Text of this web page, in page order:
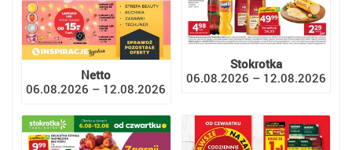
Netto
06.08.2026 – 12.08.2026
Stokrotka
06.08.2026 – 12.08.2026